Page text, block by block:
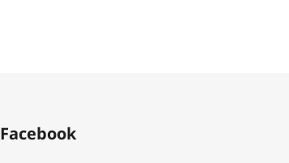
Facebook